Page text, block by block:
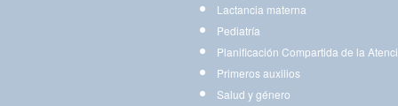
Lactancia materna
Pediatría
Planificación Compartida de la
Primeros auxilios
Salud y género